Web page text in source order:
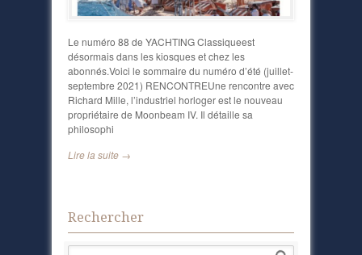
Le numéro 88 de YACHTING Classiqueest
désormais dans les kiosques et chez les
abonnés.Voici le sommaire du numéro d’été (juillet-
septembre 2021) RENCONTREUne rencontre avec
Richard Mille, l’industriel horloger est le nouveau
propriétaire de Moonbeam IV. Il détaille sa
philosophi
Lire la suite →
Rechercher